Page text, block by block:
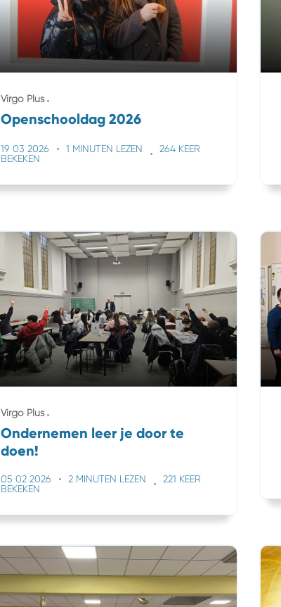
Virgo Plus
Openschooldag 2026
19 03 2026 1 MINUTEN LEZEN
264 KEER
BEKEKEN
Virgo Plus
Ondernemen leer je door te
doen!
05 02 2026 2 MINUTEN LEZEN
221 KEER
BEKEKEN